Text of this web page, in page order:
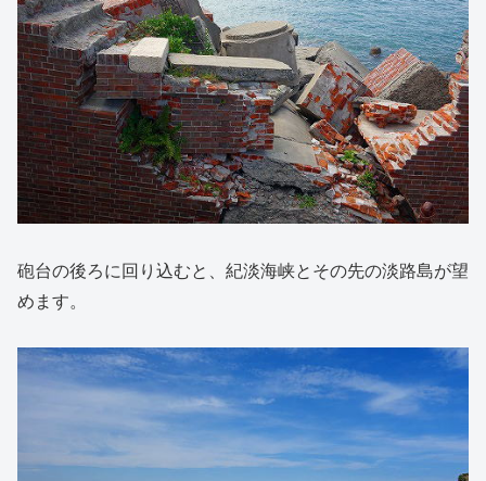
砲台の後ろに回り込むと、紀淡海峡とその先の淡路島が望
めます。